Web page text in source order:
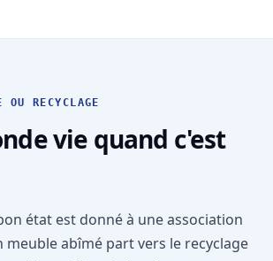
OU RECYCLAGE
vie quand c'est
état est donné à une association
meuble abîmé part vers le recyclage